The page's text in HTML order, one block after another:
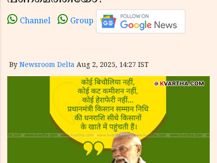
Channel Group
By Newsroom Delta Aug 2, 2025, 14:27 IST